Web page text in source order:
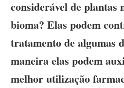
considerável de plantas
bioma? Elas podem
tratamento de algumas
maneira elas podem
melhor utilização